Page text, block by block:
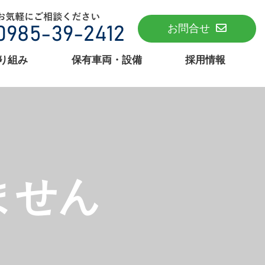
お問合せ
組み 保有車両・設備 採用情報
せん